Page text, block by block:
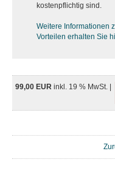
kostenpflichtig sind.
Weitere Informationen
Vorteilen erhalten Sie
99,00 EUR inkl. 19 % MwSt. |